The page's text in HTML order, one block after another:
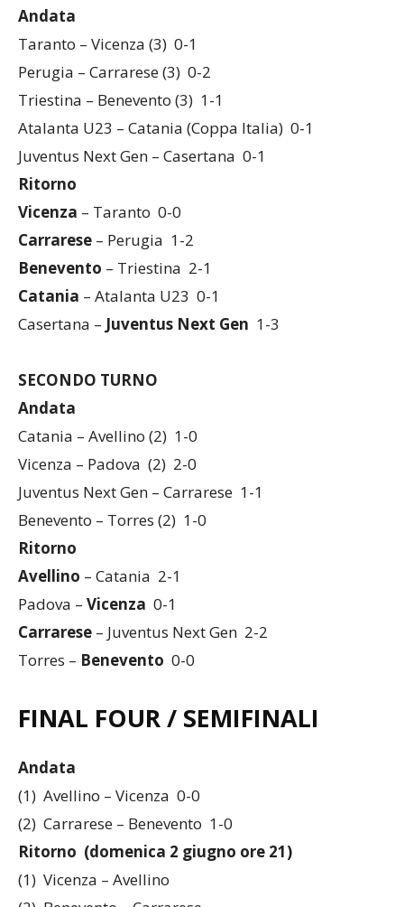
Andata
Taranto – Vicenza (3) 0-1
Perugia – Carrarese (3) 0-2
Triestina – Benevento (3) 1-1
Atalanta U23 – Catania (Coppa Italia) 0-1
Juventus Next Gen – Casertana 0-1
Ritorno
Vicenza – Taranto 0-0
Carrarese – Perugia 1-2
Benevento – Triestina 2-1
Catania – Atalanta U23 0-1
Casertana – Juventus Next Gen 1-3
SECONDO TURNO
Andata
Catania – Avellino (2) 1-0
Vicenza – Padova (2) 2-0
Juventus Next Gen – Carrarese 1-1
Benevento – Torres (2) 1-0
Ritorno
Avellino – Catania 2-1
Padova – Vicenza 0-1
Carrarese – Juventus Next Gen 2-2
Torres – Benevento 0-0
FINAL FOUR / SEMIFINALI
Andata
(1) Avellino – Vicenza 0-0
(2) Carrarese – Benevento 1-0
Ritorno (domenica 2 giugno ore 21)
(1) Vicenza – Avellino